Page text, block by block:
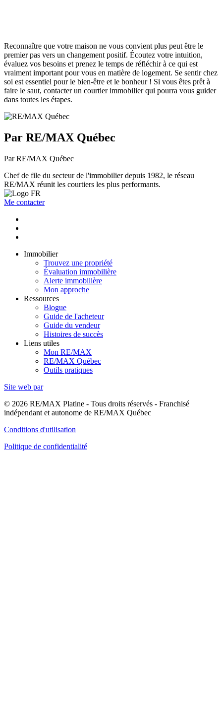
Reconnaître que votre maison ne vous convient plus peut être le
premier pas vers un changement positif. Écoutez votre intuition,
évaluez vos besoins et prenez le temps de réfléchir à ce qui est
vraiment important pour vous en matière de logement. Se sentir chez
soi est essentiel pour le bien-être et le bonheur ! Si vous êtes prêt à
faire le saut, contacter un courtier immobilier qui pourra vous guider
dans toutes les étapes.
Par RE/MAX Québec
Par RE/MAX Québec
Chef de file du secteur de l'immobilier depuis 1982, le réseau
RE/MAX réunit les courtiers les plus performants.
Me contacter
Immobilier
Trouvez une propriété
Évaluation immobilière
Alerte immobilière
Mon approche
Ressources
Blogue
Guide de l'acheteur
Guide du vendeur
Histoires de succès
Liens utiles
Mon RE/MAX
RE/MAX Québec
Outils pratiques
Site web par
© 2026 RE/MAX Platine - Tous droits réservés - Franchisé
indépendant et autonome de RE/MAX Québec
Conditions d'utilisation
Politique de confidentialité